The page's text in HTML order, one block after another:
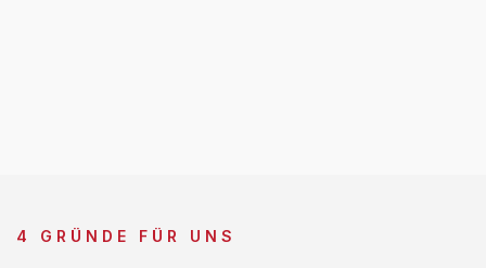
4 GRÜNDE FÜR UNS